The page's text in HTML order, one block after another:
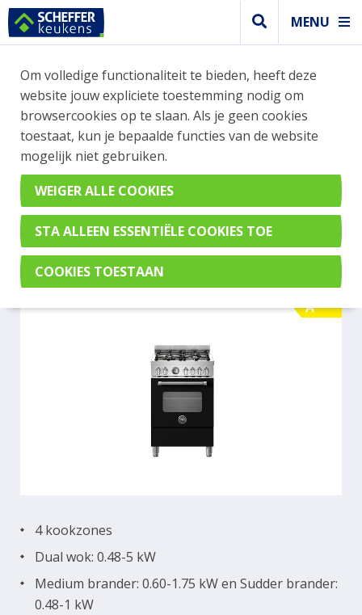
MENU
WEBSHOP BESTELLINGEN
Je kan tijdelijk geen bestelling plaatsen. Wil je je
vast oriënteren? Vergelijk eenvoudig apparaten
en merken met elkaar. Klik hier voor meer
informatie.
Fornuis
BERTAZZONI MAS64L1ENET
A
4 kookzones
Dual wok: 0.48-5 kW
Medium brander: 0.60-1.75 kW en Sudder brander:
0.48-1 kW
Om volledige functionaliteit te bieden, heeft deze
website jouw expliciete toestemming nodig om
browsercookies op te slaan. Als je geen cookies
toestaat, kun je bepaalde functies van de website
mogelijk niet gebruiken.